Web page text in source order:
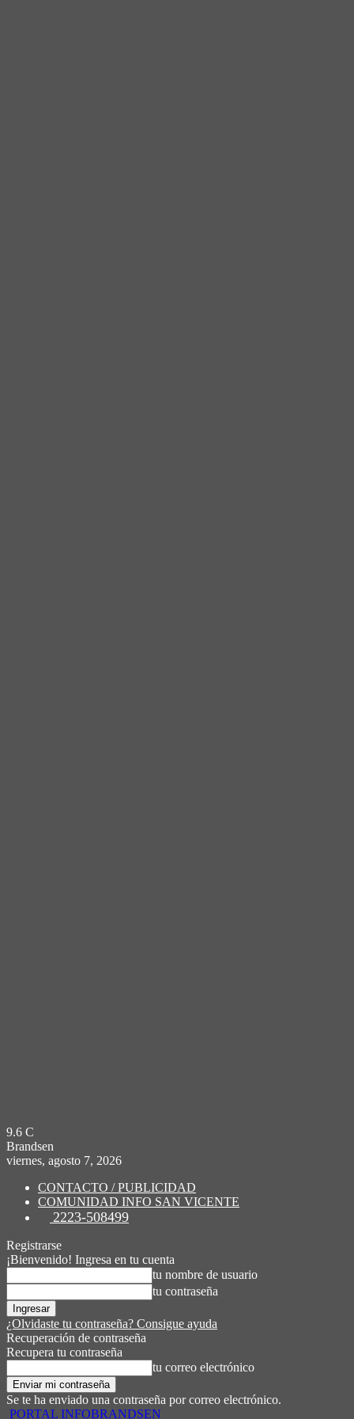
9.6 C
Brandsen
viernes, agosto 7, 2026
CONTACTO / PUBLICIDAD
COMUNIDAD INFO SAN VICENTE
2223-508499
Registrarse
¡Bienvenido! Ingresa en tu cuenta
tu nombre de usuario
tu contraseña
¿Olvidaste tu contraseña? Consigue ayuda
Recuperación de contraseña
Recupera tu contraseña
tu correo electrónico
Se te ha enviado una contraseña por correo electrónico.
PORTAL INFOBRANDSEN